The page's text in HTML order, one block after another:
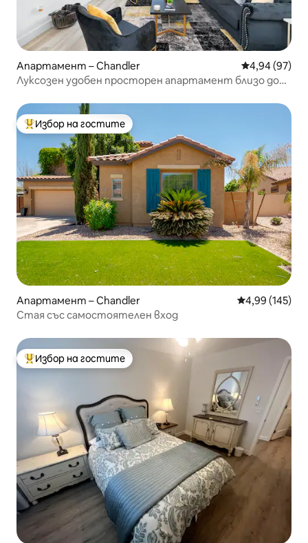
Апартамент – Chandler Средна
4,94 (97)
Луксозен удобен просторен апартамент близо до
Най-популярен избор на гостите
Избор на гостите
Апартамент – Chandler Средна
4,99 (145)
Стая със самостоятелен вход
Най-популярен избор на гостите
Избор на гостите